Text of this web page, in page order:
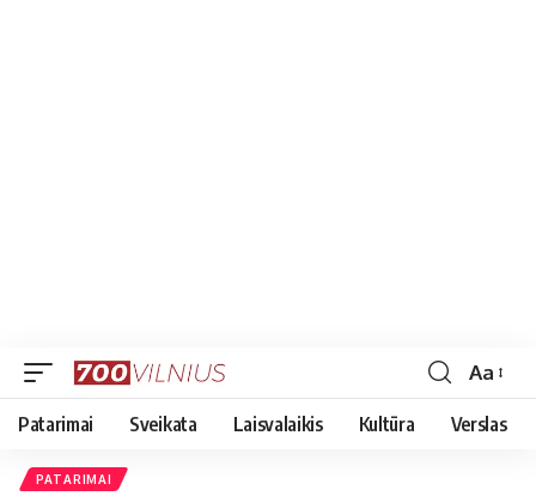
Font
Resizer
Aa
Patarimai Sveikata Laisvalaikis Kultūra Verslas
PATARIMAI